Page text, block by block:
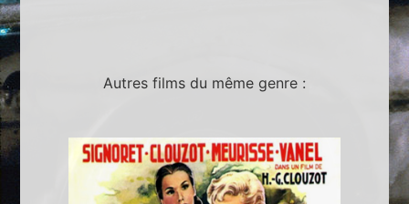
Autres films du même genre :